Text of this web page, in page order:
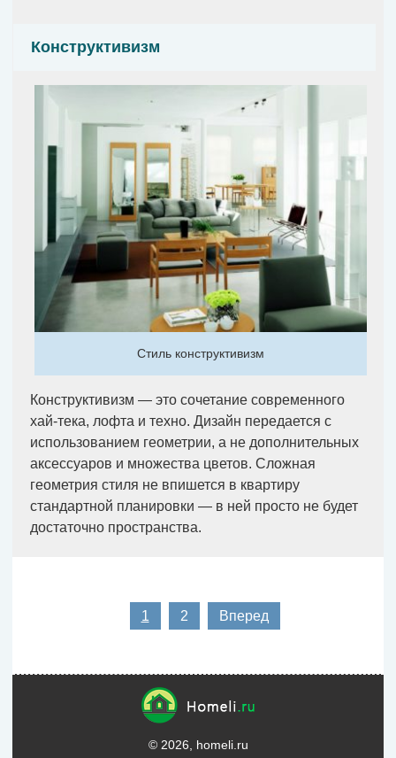
Конструктивизм
Стиль конструктивизм
Конструктивизм — это сочетание современного
хай-тека, лофта и техно. Дизайн передается с
использованием геометрии, а не дополнительных
аксессуаров и множества цветов. Сложная
геометрия стиля не впишется в квартиру
стандартной планировки — в ней просто не будет
достаточно пространства.
1 2 Вперед
© 2026, homeli.ru